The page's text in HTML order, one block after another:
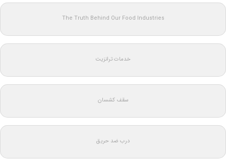
The Truth Behind Our Food Industries
خدمات ترانزیت
سقف کشسان
درب ضد حریق